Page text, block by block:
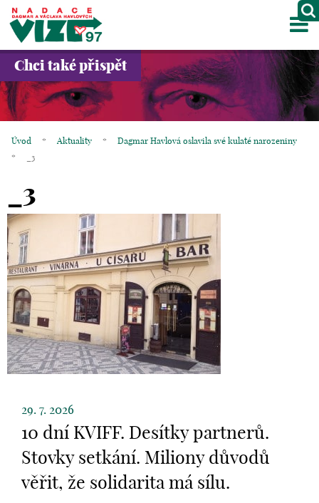
O NÁS
PROJEKTY
GALERIE
KONTAKTY
OBCHOD
KOŠÍK
EN
Chci také přispět
Úvod * Aktuality *
Dagmar Havlová oslavila své kulaté narozeniny
*
_3
_3
29. 7. 2026
10 dní KVIFF. Desítky partnerů.
Stovky setkání. Miliony důvodů
věřit, že solidarita má sílu.